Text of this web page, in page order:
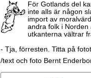
För Gotlands del
inte alls är någon
import av
andra folk i
utkanterna vältrar
- Tja, förresten. Titta på
/text och foto Bernt